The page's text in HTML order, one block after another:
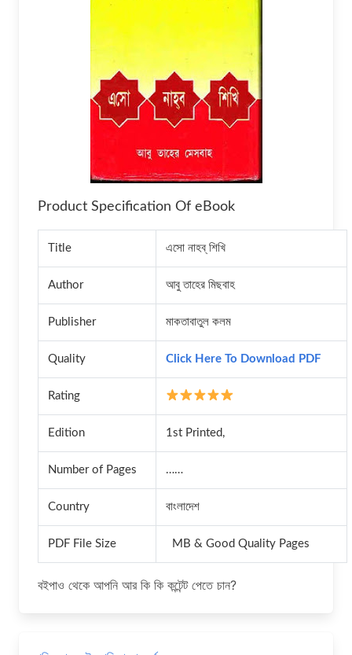
Product Specification Of eBook
Title এসো নাহব্ শিখি
Author আবু তাহের মিছবাহ
Publisher মাকতাবাতুল কলম
Quality Click Here To Download PDF
Rating
Edition 1st Printed,
Number of Pages ……
Country বাংলাদেশ
PDF File Size MB & Good Quality Pages
বইপাও থেকে আপনি আর কি কি কন্টেন্ট পেতে চান?